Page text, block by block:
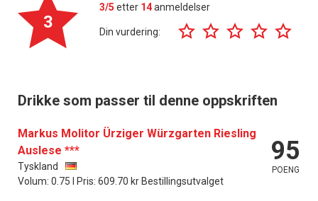
3
3/5 etter 14anmeldelser
Din vurdering:
Drikke som passer til denne oppskriften
Markus Molitor Ürziger Würzgarten Riesling
Auslese ***
Tyskland
Volum: 0.75 l Pris: 609.70 kr Bestillingsutvalget
95
POENG